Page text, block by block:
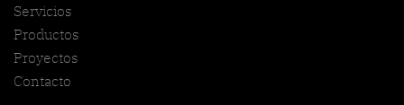
Servicios
Productos
Proyectos
Contacto